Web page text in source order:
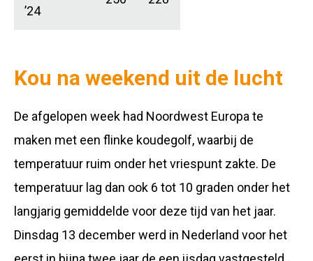
’24
Kou na weekend uit de lucht
De afgelopen week had Noordwest Europa te
maken met een flinke koudegolf, waarbij de
temperatuur ruim onder het vriespunt zakte. De
temperatuur lag dan ook 6 tot 10 graden onder het
langjarig gemiddelde voor deze tijd van het jaar.
Dinsdag 13 december werd in Nederland voor het